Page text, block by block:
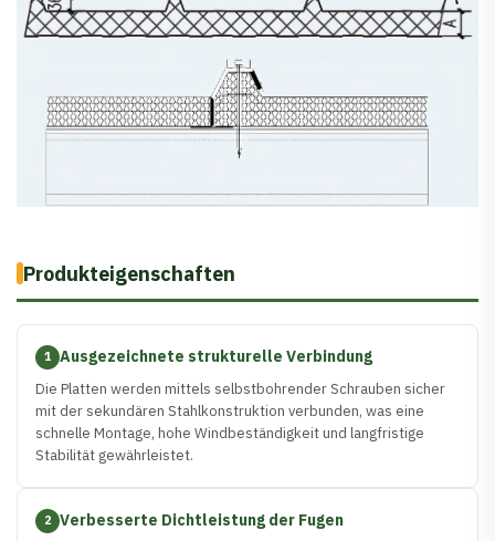
als 0,01
GHT
Produkteigenschaften
1 Ausgezeichnete strukturelle Verbindung
Die Platten werden mittels selbstbohrender Schrauben sicher
mit der sekundären Stahlkonstruktion verbunden, was eine
schnelle Montage, hohe Windbeständigkeit und langfristige
Stabilität gewährleistet.
2 Verbesserte Dichtleistung der Fugen